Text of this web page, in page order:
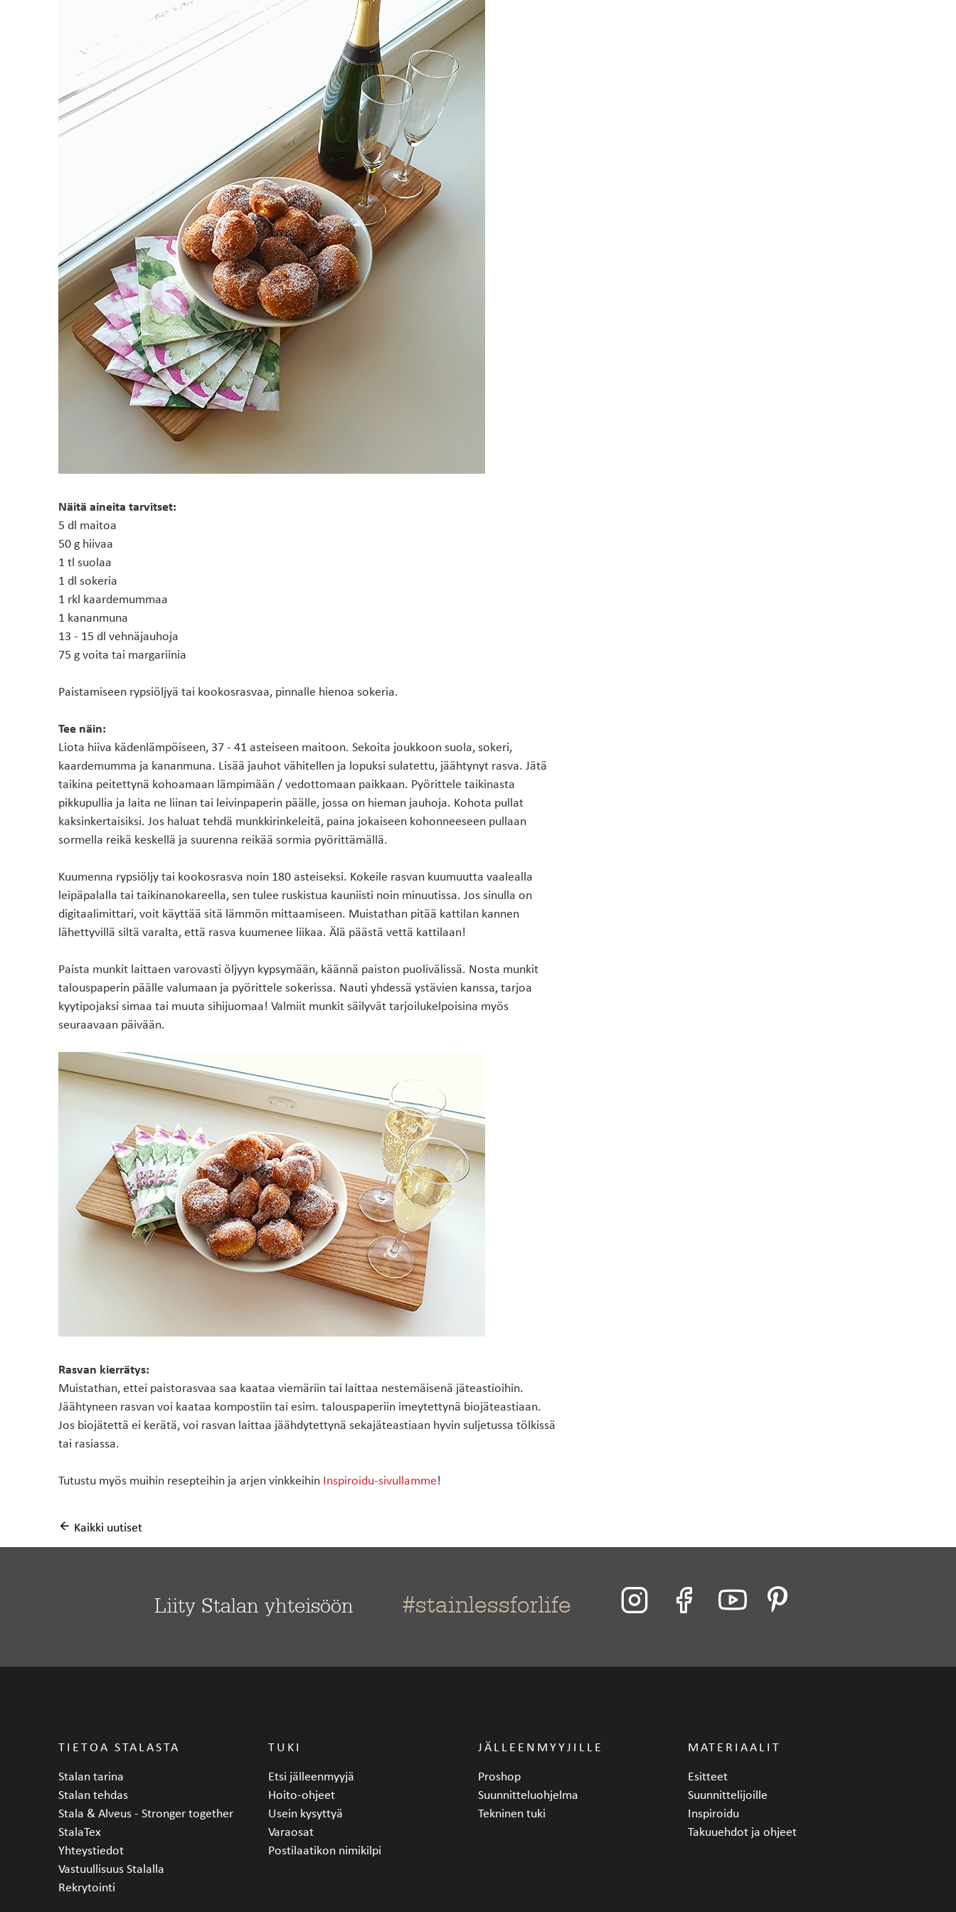
käytettävät
materiaalit
Suunnittelijoille
DESIGNERILLA
MADELLA
Näitä aineita tarvitset:
5 dl maitoa
50 g hiivaa
1 tl suolaa
1 dl sokeria
1 rkl kaardemummaa
1 kananmuna
13 - 15 dl vehnäjauhoja
75 g voita tai margariinia
Paistamiseen rypsiöljyä tai kookosrasvaa, pinnalle hienoa sokeria.
Tee näin:
Liota hiiva kädenlämpöiseen, 37 - 41 asteiseen maitoon. Sekoita joukkoon suola, sokeri,
kaardemumma ja kananmuna. Lisää jauhot vähitellen ja lopuksi sulatettu, jäähtynyt rasva. Jätä
taikina peitettynä kohoamaan lämpimään / vedottomaan paikkaan. Pyörittele taikinasta
pikkupullia ja laita ne liinan tai leivinpaperin päälle, jossa on hieman jauhoja. Kohota pullat
kaksinkertaisiksi. Jos haluat tehdä munkkirinkeleitä, paina jokaiseen kohonneeseen pullaan
sormella reikä keskellä ja suurenna reikää sormia pyörittämällä.
Kuumenna rypsiöljy tai kookosrasva noin 180 asteiseksi. Kokeile rasvan kuumuutta vaalealla
leipäpalalla tai taikinanokareella, sen tulee ruskistua kauniisti noin minuutissa. Jos sinulla on
digitaalimittari, voit käyttää sitä lämmön mittaamiseen. Muistathan pitää kattilan kannen
lähettyvillä siltä varalta, että rasva kuumenee liikaa. Älä päästä vettä kattilaan!
Paista munkit laittaen varovasti öljyyn kypsymään, käännä paiston puolivälissä. Nosta munkit
talouspaperin päälle valumaan ja pyörittele sokerissa. Nauti yhdessä ystävien kanssa, tarjoa
kyytipojaksi simaa tai muuta sihijuomaa! Valmiit munkit säilyvät tarjoilukelpoisina myös
seuraavaan päivään.
Rasvan kierrätys:
Muistathan, ettei paistorasvaa saa kaataa viemäriin tai laittaa nestemäisenä jäteastioihin.
Jäähtyneen rasvan voi kaataa kompostiin tai esim. talouspaperiin imeytettynä biojäteastiaan.
Jos biojätettä ei kerätä, voi rasvan laittaa jäähdytettynä sekajäteastiaan hyvin suljetussa tölkissä
tai rasiassa.
Tutustu myös muihin resepteihin ja arjen vinkkeihin Inspiroidu-sivullamme!
Kaikki uutiset
Liity Stalan yhteisöön #stainlessforlife
TIETOA STALASTA
Stalan tarina
Stalan tehdas
Stala & Alveus - Stronger together
StalaTex
Yhteystiedot
Vastuullisuus Stalalla
Rekrytointi
TUKI
Etsi jälleenmyyjä
Hoito-ohjeet
Usein kysyttyä
Varaosat
Postilaatikon nimikilpi
JÄLLEENMYYJILLE
Proshop
Suunnitteluohjelma
Tekninen tuki
MATERIAALIT
Esitteet
Suunnittelijoille
Inspiroidu
Takuuehdot ja ohjeet